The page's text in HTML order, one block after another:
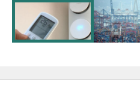
に需給対応体制を点検